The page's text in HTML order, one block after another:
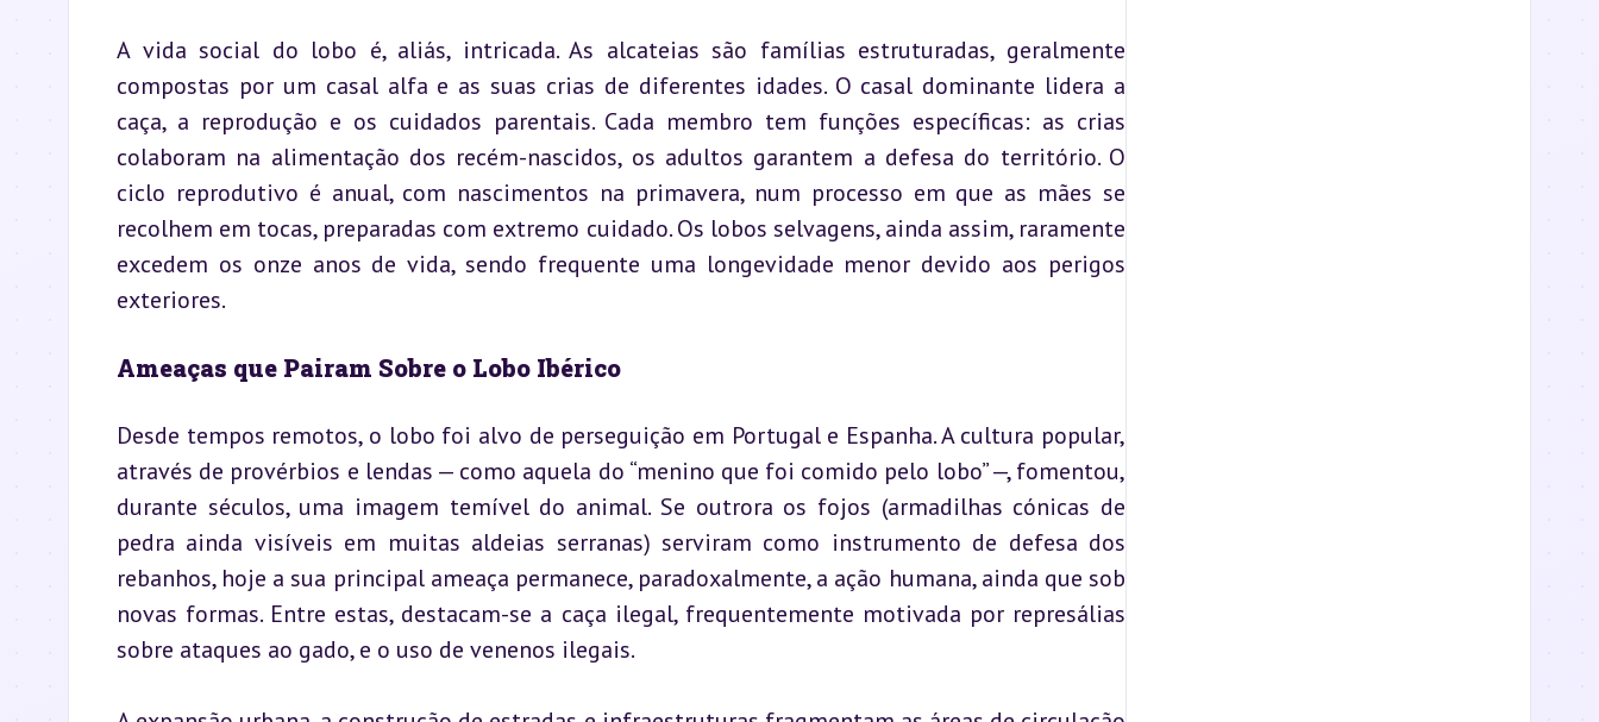
A vida social do lobo é, aliás, intricada. As alcateias são famílias estruturadas, geralmente
compostas por um casal alfa e as suas crias de diferentes idades. O casal dominante lidera a
caça, a reprodução e os cuidados parentais. Cada membro tem funções específicas: as crias
colaboram na alimentação dos recém-nascidos, os adultos garantem a defesa do território. O
ciclo reprodutivo é anual, com nascimentos na primavera, num processo em que as mães se
recolhem em tocas, preparadas com extremo cuidado. Os lobos selvagens, ainda assim, raramente
excedem os onze anos de vida, sendo frequente uma longevidade menor devido aos perigos
exteriores.
Ameaças que Pairam Sobre o Lobo Ibérico
Desde tempos remotos, o lobo foi alvo de perseguição em Portugal e Espanha. A cultura popular,
através de provérbios e lendas — como aquela do “menino que foi comido pelo lobo” —, fomentou,
durante séculos, uma imagem temível do animal. Se outrora os fojos (armadilhas cónicas de
pedra ainda visíveis em muitas aldeias serranas) serviram como instrumento de defesa dos
rebanhos, hoje a sua principal ameaça permanece, paradoxalmente, a ação humana, ainda que sob
novas formas. Entre estas, destacam-se a caça ilegal, frequentemente motivada por represálias
sobre ataques ao gado, e o uso de venenos ilegais.